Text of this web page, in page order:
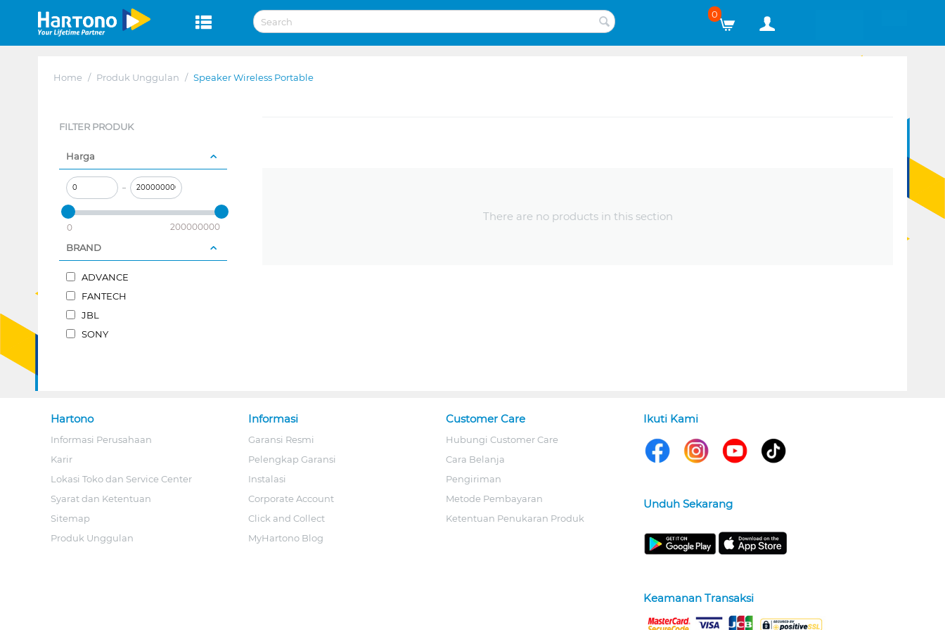
0
Home / Produk Unggulan / Speaker Wireless Portable
FILTER PRODUK
Harga
–
0 200000000
BRAND
ADVANCE
FANTECH
JBL
SONY
There are no products in this section
Hartono
Informasi Perusahaan
Karir
Lokasi Toko dan Service Center
Syarat dan Ketentuan
Sitemap
Produk Unggulan
Informasi
Garansi Resmi
Pelengkap Garansi
Instalasi
Corporate Account
Click and Collect
MyHartono Blog
Customer Care
Hubungi Customer Care
Cara Belanja
Pengiriman
Metode Pembayaran
Ketentuan Penukaran Produk
Ikuti Kami
Unduh Sekarang
Keamanan Transaksi